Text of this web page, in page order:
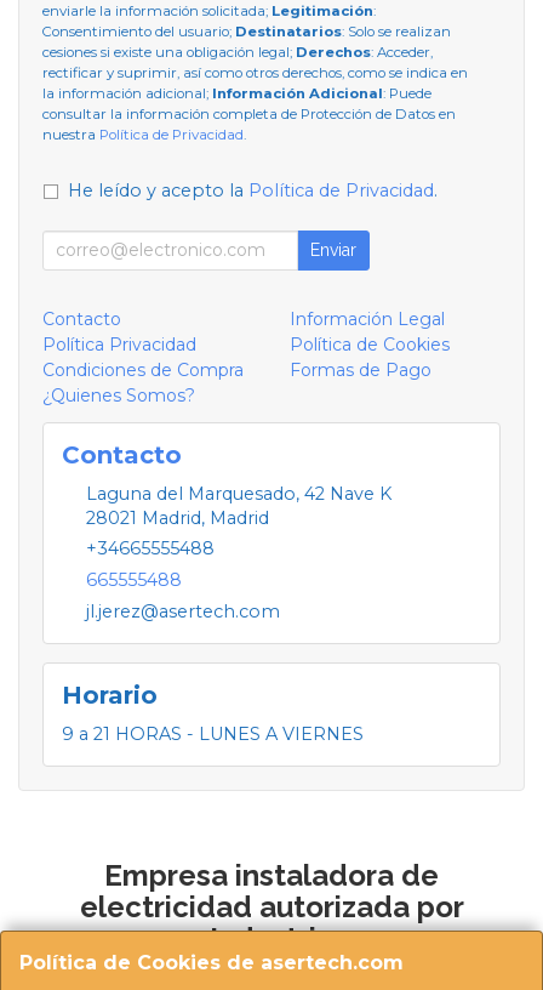
Política de Cookies de asertech.com
enviarle la información solicitada; Legitimación:
Consentimiento del usuario; Destinatarios: Solo se realizan
cesiones si existe una obligación legal; Derechos: Acceder,
rectificar y suprimir, así como otros derechos, como se indica en
la información adicional; Información Adicional: Puede
consultar la información completa de Protección de Datos en
nuestra Política de Privacidad
He leído y acepto la Política de Privacidad.
Enviar
Contacto
Información Legal
Política Privacidad
Política de Cookies
Condiciones de Compra
Formas de Pago
¿Quienes Somos?
Contacto
Laguna del Marquesado, 42 Nave K
28021 Madrid, Madrid
+34665555488
665555488
jl.jerez@asertech.com
Horario
9 a 21 HORAS - LUNES A VIERNES
Empresa instaladora de
electricidad autorizada por
Industria